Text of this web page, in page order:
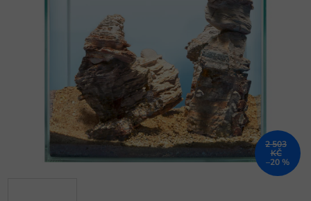
2 503
KČ
–20 %